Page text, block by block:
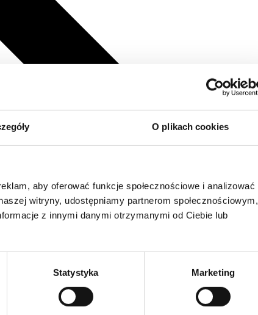
O plikach cookies
aby oferować funkcje społecznościowe i analizować
witryny, udostępniamy partnerom społecznościowym,
z innymi danymi otrzymanymi od Ciebie lub
Statystyka Marketing